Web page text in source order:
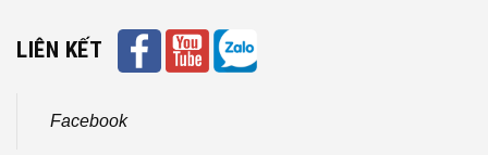
LIÊN KẾT
Facebook